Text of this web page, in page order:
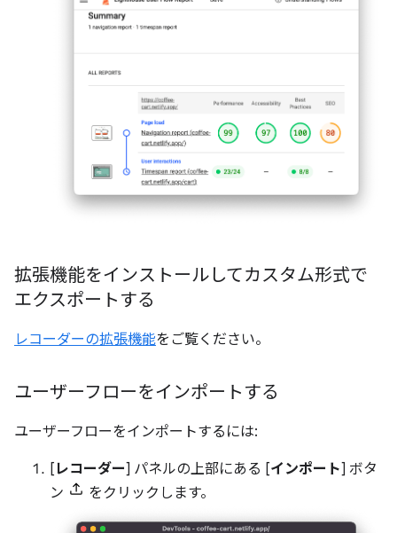
拡張機能をインストールしてカスタム形式で
エクスポートする
レコーダーの拡張機能をご覧ください。
ユーザーフローをインポートする
ユーザーフローをインポートするには:
[ レコーダー] パネルの上部にある [インポート] ボタ
ン
をクリックします。